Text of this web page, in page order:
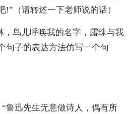
!”（请转述一下老师说的话）
鸟儿呼唤我的名字，露珠与我
句子的表达方法仿写一个句
迅先生无意做诗人，偶有所